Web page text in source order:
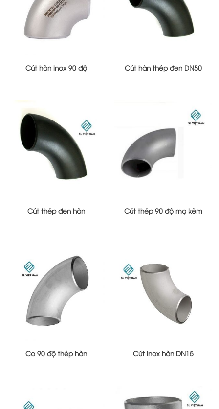
Cút hàn inox 90 độ Cút hàn thép đen DN50
Cút thép đen hàn Cút thép 90 độ mạ kẽm
Co 90 độ thép hàn Cút inox hàn DN15